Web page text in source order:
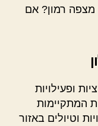
רמון? אם
ופעילויות
המתקיימות
וטיולים באזור